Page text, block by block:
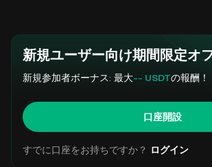
新規ユーザー向け期間限定オ
新規参加者ボーナス: 最大-- USDTの報酬！
口座開設
すでに口座をお持ちですか？ ログイン